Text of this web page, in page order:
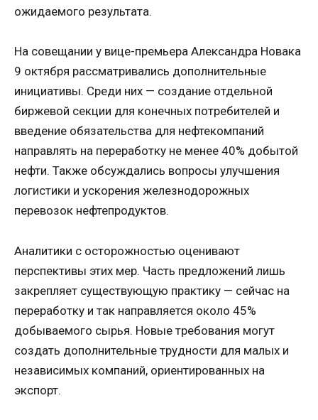
ожидаемого результата.
На совещании у вице-премьера Александра Новака
9 октября рассматривались дополнительные
инициативы. Среди них — создание отдельной
биржевой секции для конечных потребителей и
введение обязательства для нефтекомпаний
направлять на переработку не менее 40% добытой
нефти. Также обсуждались вопросы улучшения
логистики и ускорения железнодорожных
перевозок нефтепродуктов.
Аналитики с осторожностью оценивают
перспективы этих мер. Часть предложений лишь
закрепляет существующую практику — сейчас на
переработку и так направляется около 45%
добываемого сырья. Новые требования могут
создать дополнительные трудности для малых и
независимых компаний, ориентированных на
экспорт.